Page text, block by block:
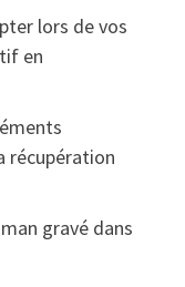
lors de vos
en
récupération
gravé dans